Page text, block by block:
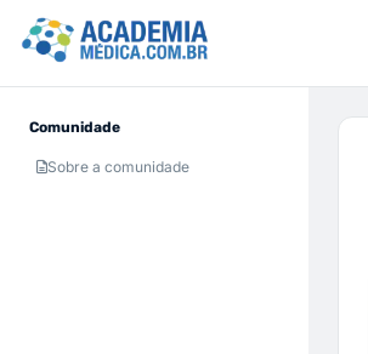
Comunidade
Sobre a comunidade